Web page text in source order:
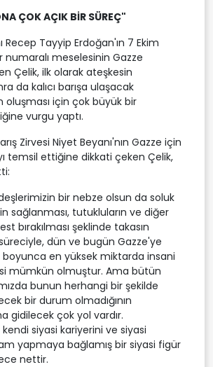
ÇOK AÇIK BİR SÜREÇ"
Recep Tayyip Erdoğan'ın 7 Ekim
numaralı meselesinin Gazze
Çelik, ilk olarak ateşkesin
da kalıcı barışa ulaşacak
oluşması için çok büyük bir
vurgu yaptı.
Zirvesi Niyet Beyanı'nın Gazze için
temsil ettiğine dikkati çeken Çelik,
bir nebze olsun da soluk
sağlanması, tutukluların ve diğer
bırakılması şeklinde takasın
dün ve bugün Gazze'ye
en yüksek miktarda insani
mümkün olmuştur. Ama bütün
bunun herhangi bir şekilde
bir durum olmadığının
gidilecek çok yol vardır.
siyasi kariyerini ve siyasi
yapmaya bağlamış bir siyasi figür
nettir.